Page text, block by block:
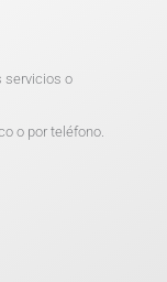
servicios o
o por teléfono.